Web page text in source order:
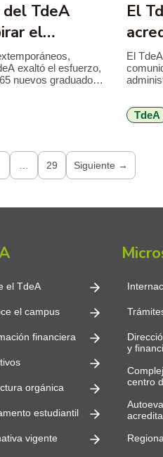
del TdeA
el
el futuro
exaltó el esfuerzo,
nuevos graduados
de Ingeniería, 25 […]
El
El
TdeA
29 Siguiente →
el TdeA
el campus
financiera
orgánica
estudiantil
vigente
y
centro